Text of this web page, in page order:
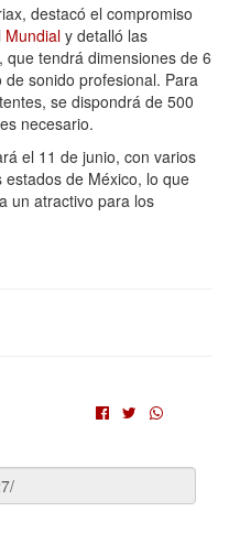
destacó el compromiso
Mundial y detalló las
tendrá dimensiones de 6
sonido profesional. Para
se dispondrá de 500
necesario.
el 11 de junio, con varios
de México, lo que
un atractivo para los